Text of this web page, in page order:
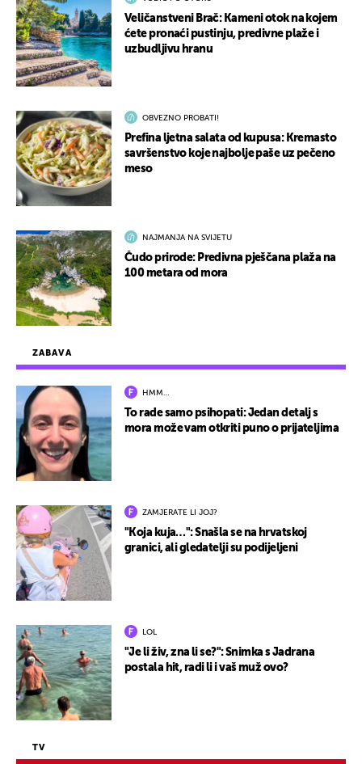
ZABAVA
HMM…
To rade samo psihopati: Jedan detalj s
mora može vam otkriti puno o prijateljima
ZAMJERATE LI JOJ?
"Koja kuja…": Snašla se na hrvatskoj
granici, ali gledatelji su podijeljeni
LOL
"Je li živ, zna li se?": Snimka s Jadrana
postala hit, radi li i vaš muž ovo?
TV
Veličanstveni Brač: Kameni otok na kojem
ćete pronaći pustinju, predivne plaže i
uzbudljivu hranu
OBVEZNO PROBATI!
Prefina ljetna salata od kupusa: Kremasto
savršenstvo koje najbolje paše uz pečeno
meso
NAJMANJA NA SVIJETU
Čudo prirode: Predivna pješčana plaža na
100 metara od mora